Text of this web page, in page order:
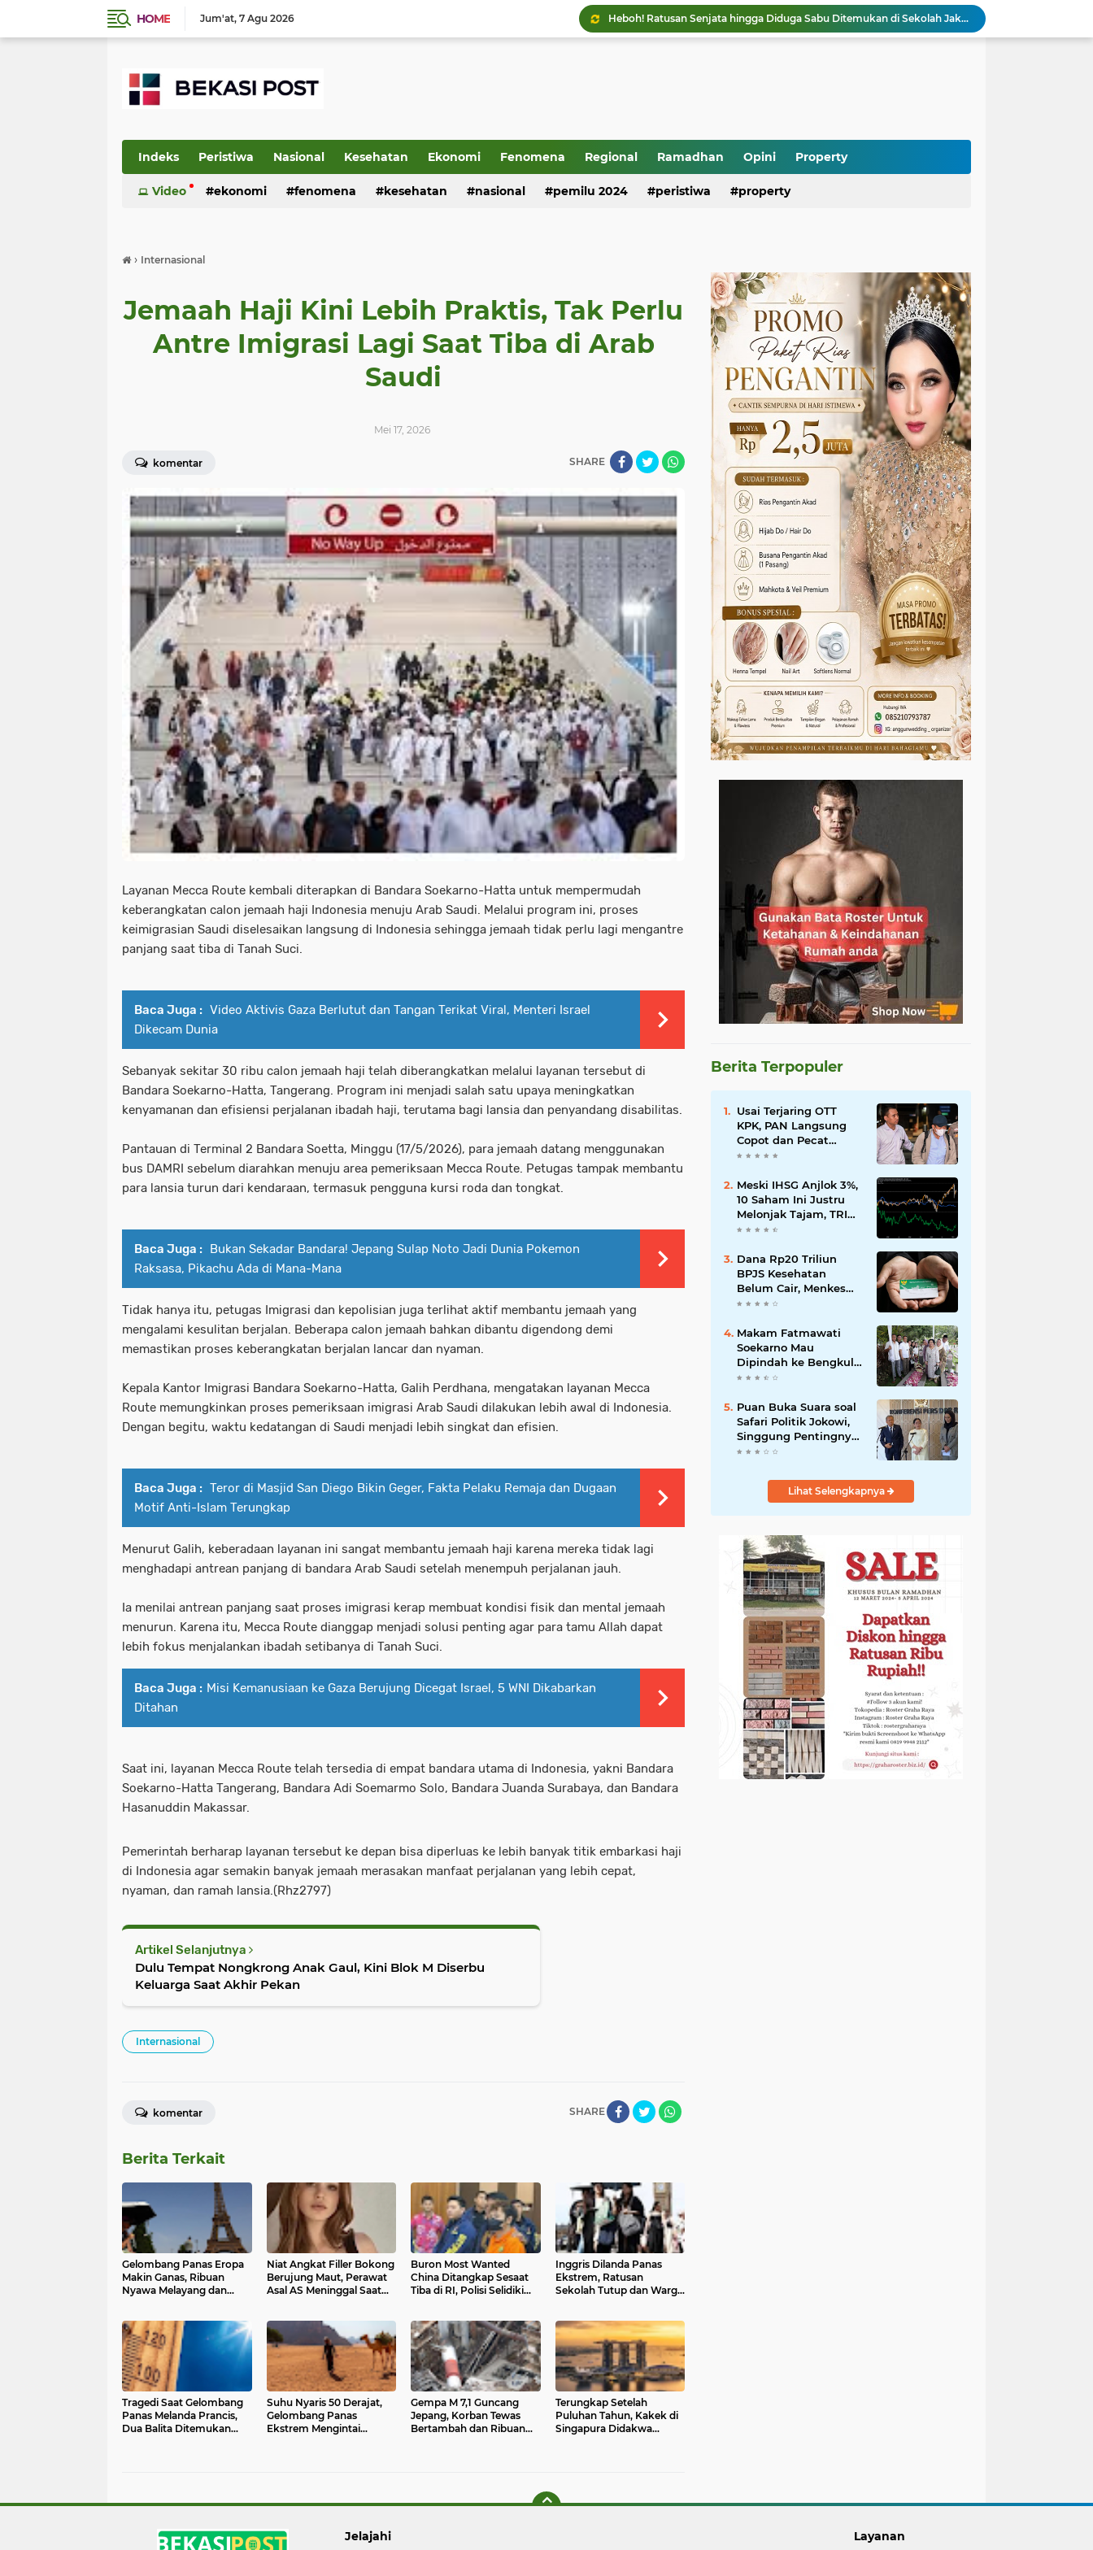
HOME Jum'at 7 Agu 2026 Heboh! Ratusan Senjata hingga Diduga Sabu Ditemukan di Sekolah Jaksel, Polisi Diminta Usut Tuntas
Rizky Billar Bongkar Dugaan Penggelapan Rp3,1 Miliar, Siap Tempuh Jalur Hukum
Heboh Anak Belum Sekolah Sudah Terdaftar di Dapodik, Begini Penjelasan dan Fakta Sebenarnya
Indeks Peristiwa Nasional Kesehatan Ekonomi Fenomena Regional Ramadhan Opini Property
Video ekonomi fenomena kesehatan nasional pemilu 2024 peristiwa property
› Internasional
Jemaah Haji Kini Lebih Praktis, Tak Perlu
Antre Imigrasi Lagi Saat Tiba di Arab
Saudi
Mei 17, 2026
komentar SHARE
Layanan Mecca Route kembali diterapkan di Bandara Soekarno-Hatta untuk mempermudah
keberangkatan calon jemaah haji Indonesia menuju Arab Saudi. Melalui program ini, proses
keimigrasian Saudi diselesaikan langsung di Indonesia sehingga jemaah tidak perlu lagi mengantre
panjang saat tiba di Tanah Suci.
Baca Juga : Video Aktivis Gaza Berlutut dan Tangan Terikat Viral, Menteri Israel
Dikecam Dunia
Sebanyak sekitar 30 ribu calon jemaah haji telah diberangkatkan melalui layanan tersebut di
Bandara Soekarno-Hatta, Tangerang. Program ini menjadi salah satu upaya meningkatkan
kenyamanan dan efisiensi perjalanan ibadah haji, terutama bagi lansia dan penyandang disabilitas.
Pantauan di Terminal 2 Bandara Soetta, Minggu (17/5/2026), para jemaah datang menggunakan
bus DAMRI sebelum diarahkan menuju area pemeriksaan Mecca Route. Petugas tampak membantu
para lansia turun dari kendaraan, termasuk pengguna kursi roda dan tongkat.
Baca Juga : Bukan Sekadar Bandara! Jepang Sulap Noto Jadi Dunia Pokemon
Raksasa, Pikachu Ada di Mana-Mana
Tidak hanya itu, petugas Imigrasi dan kepolisian juga terlihat aktif membantu jemaah yang
mengalami kesulitan berjalan. Beberapa calon jemaah bahkan dibantu digendong demi
memastikan proses keberangkatan berjalan lancar dan nyaman.
Kepala Kantor Imigrasi Bandara Soekarno-Hatta, Galih Perdhana, mengatakan layanan Mecca
Route memungkinkan proses pemeriksaan imigrasi Arab Saudi dilakukan lebih awal di Indonesia.
Dengan begitu, waktu kedatangan di Saudi menjadi lebih singkat dan efisien.
Baca Juga : Teror di Masjid San Diego Bikin Geger, Fakta Pelaku Remaja dan Dugaan
Motif Anti-Islam Terungkap
Menurut Galih, keberadaan layanan ini sangat membantu jemaah haji karena mereka tidak lagi
menghadapi antrean panjang di bandara Arab Saudi setelah menempuh perjalanan jauh.
Ia menilai antrean panjang saat proses imigrasi kerap membuat kondisi fisik dan mental jemaah
menurun. Karena itu, Mecca Route dianggap menjadi solusi penting agar para tamu Allah dapat
lebih fokus menjalankan ibadah setibanya di Tanah Suci.
Baca Juga : Misi Kemanusiaan ke Gaza Berujung Dicegat Israel, 5 WNI Dikabarkan
Ditahan
Saat ini, layanan Mecca Route telah tersedia di empat bandara utama di Indonesia, yakni Bandara
Soekarno-Hatta Tangerang, Bandara Adi Soemarmo Solo, Bandara Juanda Surabaya, dan Bandara
Hasanuddin Makassar.
Pemerintah berharap layanan tersebut ke depan bisa diperluas ke lebih banyak titik embarkasi haji
di Indonesia agar semakin banyak jemaah merasakan manfaat perjalanan yang lebih cepat,
nyaman, dan ramah lansia.(Rhz2797)
Artikel Selanjutnya
Dulu Tempat Nongkrong Anak Gaul, Kini Blok M Diserbu
Keluarga Saat Akhir Pekan
Internasional
SHARE
komentar
Berita Terkait
Gelombang Panas Eropa
Makin Ganas, Ribuan
Nyawa Melayang dan
Niat Angkat Filler Bokong
Berujung Maut, Perawat
Asal AS Meninggal Saat
Buron Most Wanted
China Ditangkap Sesaat
Tiba di RI, Polisi Selidiki
Inggris Dilanda Panas
Ekstrem, Ratusan
Sekolah Tutup dan Warga
Tragedi Saat Gelombang
Panas Melanda Prancis,
Dua Balita Ditemukan
Suhu Nyaris 50 Derajat,
Gelombang Panas
Ekstrem Mengintai
Gempa M 7,1 Guncang
Jepang, Korban Tewas
Bertambah dan Ribuan
Terungkap Setelah
Puluhan Tahun, Kakek di
Singapura Didakwa
Berita Terpopuler
Usai Terjaring OTT
KPK, PAN Langsung
Copot dan Pecat
Bupati Lombok Barat
Meski IHSG Anjlok 3%,
10 Saham Ini Justru
Melonjak Tajam, TRIM
dan CPIN Masuk
Dana Rp20 Triliun
BPJS Kesehatan
Belum Cair, Menkes
Ungkap Kendala
Makam Fatmawati
Soekarno Mau
Dipindah ke Bengkulu,
Ini Alasan yang
Puan Buka Suara soal
Safari Politik Jokowi,
Singgung Pentingnya
Jaga Kondisi Tetap
Lihat Selengkapnya
Jelajahi Layanan